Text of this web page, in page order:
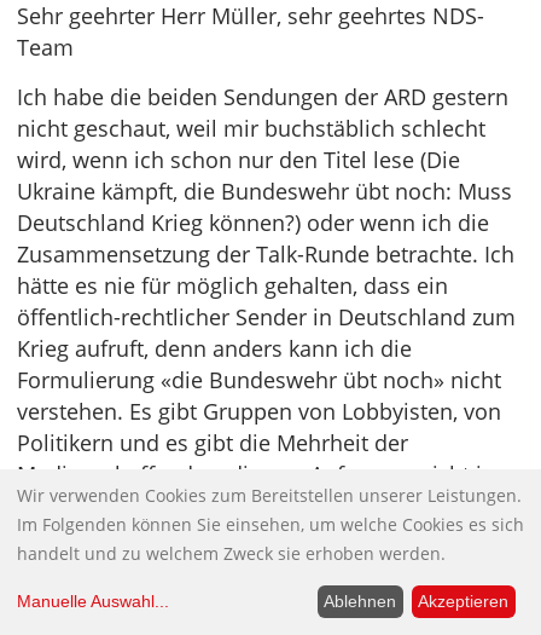
Sehr geehrter Herr Müller, sehr geehrtes NDS-
Team
Ich habe die beiden Sendungen der ARD gestern
nicht geschaut, weil mir buchstäblich schlecht
wird, wenn ich schon nur den Titel lese (Die
Ukraine kämpft, die Bundeswehr übt noch: Muss
Deutschland Krieg können?) oder wenn ich die
Zusammensetzung der Talk-Runde betrachte. Ich
hätte es nie für möglich gehalten, dass ein
öffentlich-rechtlicher Sender in Deutschland zum
Krieg aufruft, denn anders kann ich die
Formulierung «die Bundeswehr übt noch» nicht
verstehen. Es gibt Gruppen von Lobbyisten, von
Politikern und es gibt die Mehrheit der
Medienschaffenden, die von Anfang an nicht in
der Lage waren oder es bewusst auch nicht
wollten, den Krieg, den Russland gegen die
Ukraine führt, einzuordnen als Krieg eines
Landes, das aus strategischer Defensive heraus
Wir verwenden Cookies zum Bereitstellen unserer Leistungen.
Im Folgenden können Sie einsehen, um welche Cookies es sich
handelt und zu welchem Zweck sie erhoben werden.
Manuelle Auswahl... Ablehnen Akzeptieren